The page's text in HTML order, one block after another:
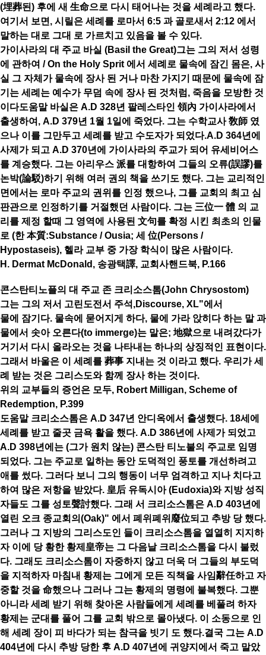
(埋葬된) 후에 새 生命으로 다시 태어나는 것을 세례라고 했다.
여기서 보면, 시릴은 세례를 로마서 6:5 과 골로새서 2:12 에서
말하는 대로 그대 로 가르치고 있음을 볼 수 있다.
가이사라의 대 주교 바실 (Basil the Great)그는 그의 저서 성령
에 관하여 / On the Holy Sprit 에서 세례로 물속에 잠긴 몸은, 사
실 그 자체가 물속에 장사 된 거나 마찬 가지기 때문에 물속에 잠
기는 세례는 예수가 무덤 속에 장사 된 것처럼, 죽음을 모방한 것
이다도움말 바실은 A.D 328년 팔레스타인 領內 가이사라에서
출생하여, A.D 379년 1월 1일에 죽었다. 그는 수학교사 敎師 였
으나 이를 그만두고 세례를 받고 수도자가 되었다.A.D 364년에
사제가 되고 A.D 370년에 가이사라의 주교가 되어 유세비어스
를 계승했다. 그는 아리우스 派를 대항하여 그들의 오류(誤謬)를
논박(論駁)하기 위해 여러 권의 책을 쓰기도 했다. 그는 교리적인
면에서는 로마 주교의 권위를 인정 했으나, 그를 교회의 최고 심
판관으로 인정하기를 거절했던 사람이다. 그는 三位一 體 의 교
리를 제정 할때 그 영역에 사용된 文句를 확정 시킨 최초의 인물
로 (한 本質:Substance / Ousia; 세 位(Persons /
Hypostaseis), 헬라 교부 중 가장 학식이 많은 사람이다.
H. Dermat McDonald, 송광택譯, 교회사핸드북, P.166
콘스탄티노플의 대 주교 존 크리소스톰(John Chrysostom)
그는 그의 저서 고린도전서 주석,Discourse, XL"에서
물에 잠기다. 물속에 묻어지게 하다, 물에 가라 앉히다 하는 말 과
물에서 솟아 오른다(to immerge)는 말은; 地獄으로 내려갔다가
거기서 다시 올라오는 것을 나타내는 하나의 상징적인 표현이다.
그래서 바울은 이 세례를 葬事 지내는 것 이라고 했다. 우리가 세
례 받는 것은 그리스도와 함께 장사 하는 것이다.
위의 교부들의 증언은 모두, Robert Milligan, Scheme of
Redemption, P.399
도움말 크리소스톰은 A.D 347년 안디옥에서 출생했다. 18세에
세례를 받고 줄곳 금욕 활을 했다. A.D 386년에 사제가 되었고
A.D 398년에는 (그가 원치 않는) 콘스탄 티노불의 주교로 임명
되었다. 그는 주교로 일하는 동안 도덕적인 풍토를 개선하려고
애를 썼다. 그러다 보니 그의 행동이 너무 엄격하고 지나 치다고
하여 많은 저항을 받았다. 皇后 유독시아 (Eudoxia)와 지방 성직
자들도 그를 성토聲討했다. 그래 서 크리소스톰은 A.D 403년에
열린 오크 종교회의(Oak)" 에서 폐위폐위廢位되고 추방 당 했다.
그러나 그 지방의 그리스도인 들이 크리소스톰을 열열히 지지하
자 이에 당 황한 황제皇帝는 그 다음날 크리소스톰을 다시 불렀
다. 그래도 크리소스톰이 자중하지 않고 더욱 더 그들의 부도덕
을 지적하자 마침내 황제는 그에게 모든 직책을 사임辭任하고 자
중할 것을 命했으나 그러나 그는 황제의 명령에 불복했다. 그뿐
아니라 세례 받기 위해 찾아온 사람들에게 세례를 베풀려 하자
황제는 군대를 풀어 그를 교회 밖으로 몰아냈다. 이 소동으로 인
해 세례 장이 피 바다가 되는 참극을 빗기 도 했다.결국 그는 A.D
404년에 다시 추방 당한 후 A.D 407년에 귀양지에서 죽고 말았